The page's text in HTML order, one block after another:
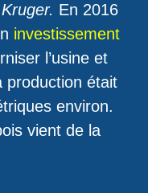
Kruger. En 2016
investissement
l’usine et
production était
environ.
vient de la